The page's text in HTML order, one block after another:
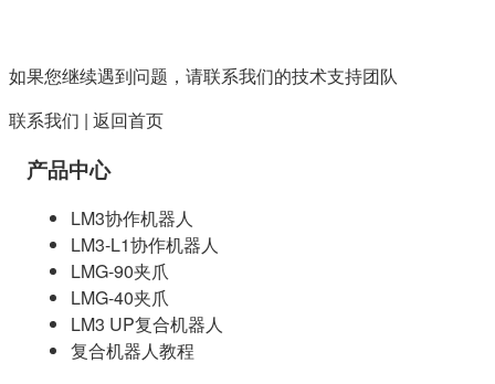
如果您继续遇到问题，请联系我们的技术支持团队
联系我们 | 返回首页
产品中心
LM3协作机器人
LM3-L1协作机器人
LMG-90夹爪
LMG-40夹爪
LM3 UP复合机器人
复合机器人教程